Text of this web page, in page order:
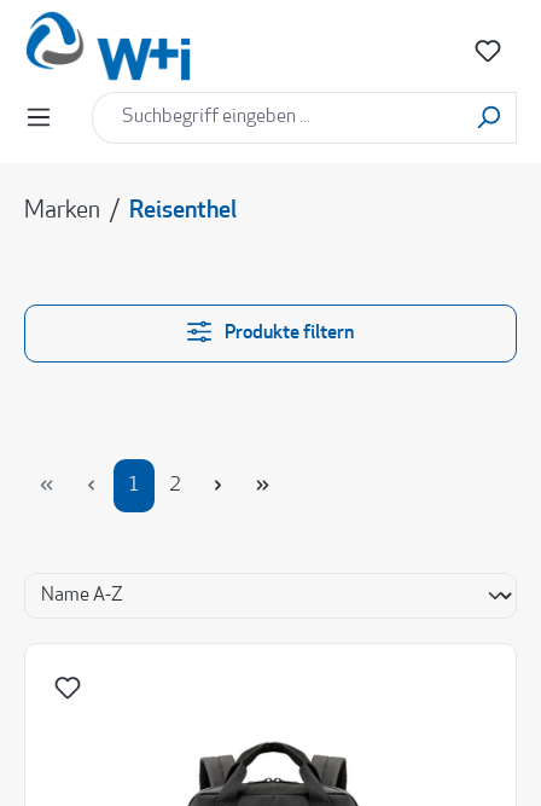
springen
Marken / Reisenthel
Produkte filtern
Seite
1 Seite
2